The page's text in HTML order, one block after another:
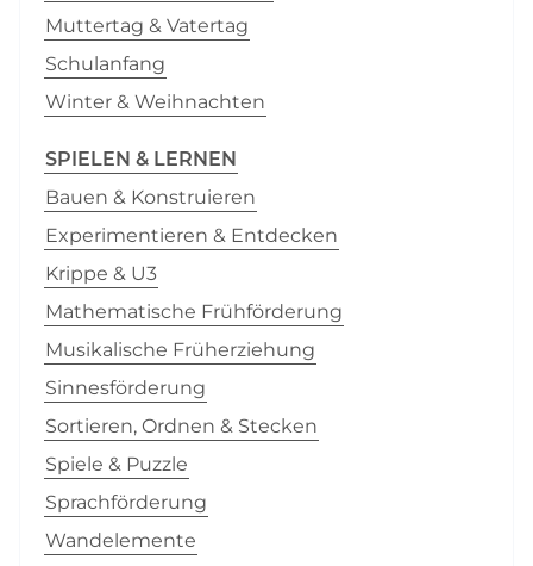
Muttertag & Vatertag
Schulanfang
Winter & Weihnachten
SPIELEN & LERNEN
Bauen & Konstruieren
Experimentieren & Entdecken
Krippe & U3
Mathematische Frühförderung
Musikalische Früherziehung
Sinnesförderung
Sortieren, Ordnen & Stecken
Spiele & Puzzle
Sprachförderung
Wandelemente